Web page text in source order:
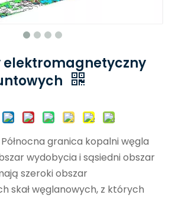
elektromagnetyczny
granica kopalni węgla
wydobycia i sąsiedni obszar
szeroki obszar
skał węglanowych, z których